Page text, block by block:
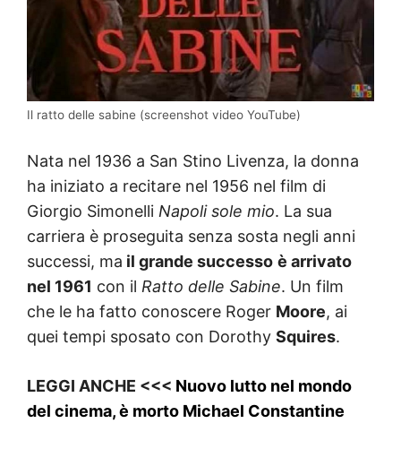
Il ratto delle sabine (screenshot video YouTube)
Nata nel 1936 a San Stino Livenza, la donna
ha iniziato a recitare nel 1956 nel film di
Giorgio Simonelli Napoli sole mio. La sua
carriera è proseguita senza sosta negli anni
successi, ma il grande successo è arrivato
nel 1961 con il Ratto delle Sabine. Un film
che le ha fatto conoscere Roger Moore, ai
quei tempi sposato con Dorothy Squires.
LEGGI ANCHE <<< Nuovo lutto nel mondo
del cinema, è morto Michael Constantine